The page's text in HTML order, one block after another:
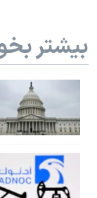
بیشتر